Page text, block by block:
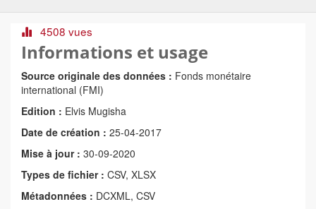
4508 vues
Informations et usage
Source originale des données : Fonds monétaire
international (FMI)
Edition : Elvis Mugisha
Date de création : 25-04-2017
Mise à jour : 30-09-2020
Types de fichier : CSV, XLSX
Métadonnées : DCXML, CSV